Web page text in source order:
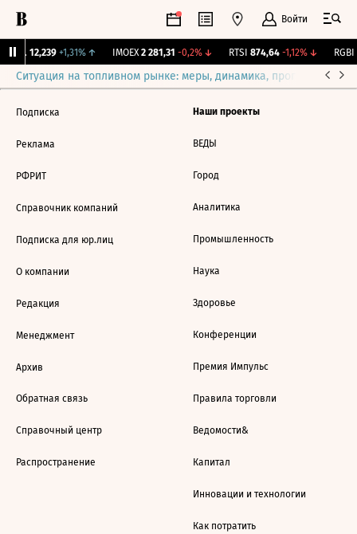
Войти
12,239 +1,31%↑ IMOEX 2 281,31 -0,2%↓ RTSI 874,64 -1,12%↓ RGBI
Ситуация на топливном рынке: меры, динамика, прогнозы
Подписка
Реклама
РФРИТ
Справочник компаний
Подписка для юр.лиц
О компании
Редакция
Менеджмент
Архив
Обратная связь
Справочный центр
Распространение
Наши проекты
ВЕДЫ
Город
Аналитика
Промышленность
Наука
Здоровье
Конференции
Премия Импульс
Правила торговли
Ведомости&
Капитал
Инновации и технологии
Как потратить